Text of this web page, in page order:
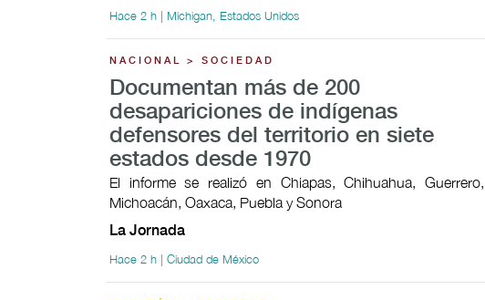
Hace 2 h | Michigan, Estados Unidos
NACIONAL > SOCIEDAD
Documentan más de 200
desapariciones de indígenas
defensores del territorio en siete
estados desde 1970
El informe se realizó en Chiapas, Chihuahua, Guerrero,
Michoacán, Oaxaca, Puebla y Sonora
La Jornada
Hace 2 h | Ciudad de México